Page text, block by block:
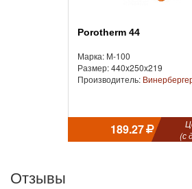
Porotherm 44
Марка: М-100
Размер: 440x250x219
Производитель:
189.27
(с
Отзывы